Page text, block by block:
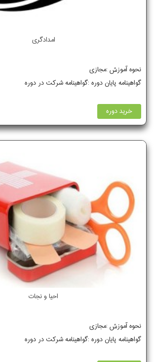
امدادگری
نحوه آموزش :مجازی
گواهینامه پایان دوره :گواهینامه شرکت در دوره
خرید دوره
احیا و نجات
نحوه آموزش :مجازی
گواهینامه پایان دوره :گواهینامه شرکت در دوره